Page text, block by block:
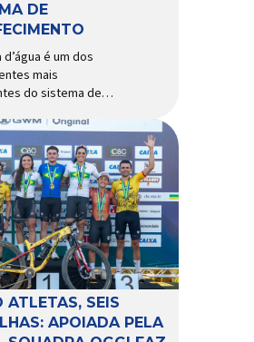
DE
é um dos
mais
do sistema de
circulação contínua
de arrefecimento
radiador e demais
do sistema,
a temperatura de
e evitando
Por
constantemente
o motor está em
a bomba
não apenas […]
ATLETAS, SEIS
APOIADA PELA